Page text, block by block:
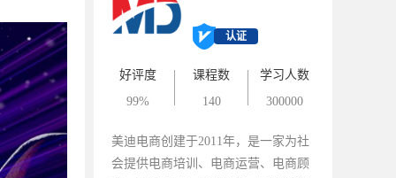
认证
好评度
99%
课程数
140
学习人数
300000
美迪电商创建于2011年，是一家为社
会提供电商培训、电商运营、电商顾